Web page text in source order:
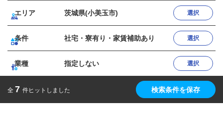
エリア 茨城県(小美玉市) 選択
条件 社宅・寮有り・家賃補助あり 選択
業種 指定しない 選択
全 7 件ヒットしました 検索条件を保存